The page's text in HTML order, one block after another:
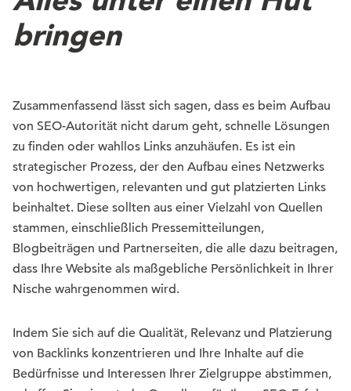
bringen
Zusammenfassend lässt sich sagen, dass es beim Aufbau
von SEO-Autorität nicht darum geht, schnelle Lösungen
zu finden oder wahllos Links anzuhäufen. Es ist ein
strategischer Prozess, der den Aufbau eines Netzwerks
von hochwertigen, relevanten und gut platzierten Links
beinhaltet. Diese sollten aus einer Vielzahl von Quellen
stammen, einschließlich Pressemitteilungen,
Blogbeiträgen und Partnerseiten, die alle dazu beitragen,
dass Ihre Website als maßgebliche Persönlichkeit in Ihrer
Nische wahrgenommen wird.
Indem Sie sich auf die Qualität, Relevanz und Platzierung
von Backlinks konzentrieren und Ihre Inhalte auf die
Bedürfnisse und Interessen Ihrer Zielgruppe abstimmen,